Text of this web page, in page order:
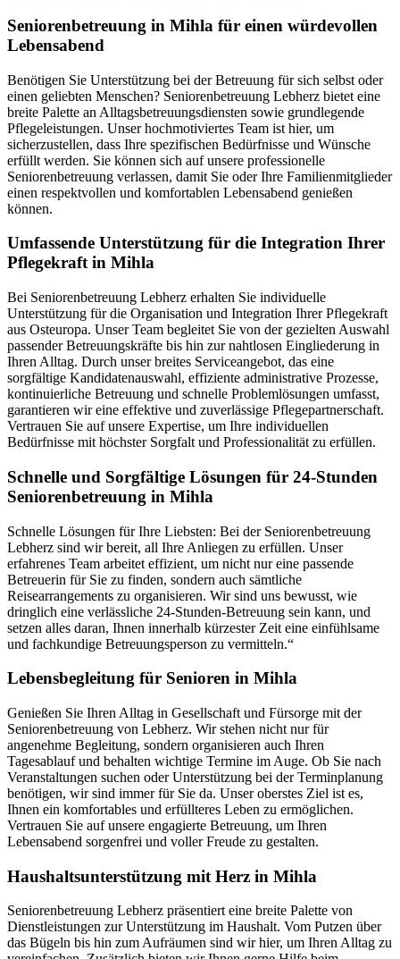
Senioren­betreuung in Mihla für einen würdevollen
Lebensabend
Benötigen Sie Unterstützung bei der Betreuung für sich selbst oder
einen geliebten Menschen? Seniorenbetreuung Lebherz bietet eine
breite Palette an Alltagsbetreuungsdiensten sowie grundlegende
Pflegeleistungen. Unser hochmotiviertes Team ist hier, um
sicherzustellen, dass Ihre spezifischen Bedürfnisse und Wünsche
erfüllt werden. Sie können sich auf unsere professionelle
Seniorenbetreuung verlassen, damit Sie oder Ihre Familienmitglieder
einen respektvollen und komfortablen Lebensabend genießen
können.
Umfassende Unterstützung für die Integration Ihrer
Pflegekraft in Mihla
Bei Seniorenbetreuung Lebherz erhalten Sie individuelle
Unterstützung für die Organisation und Integration Ihrer Pflegekraft
aus Osteuropa. Unser Team begleitet Sie von der gezielten Auswahl
passender Betreuungskräfte bis hin zur nahtlosen Eingliederung in
Ihren Alltag. Durch unser breites Serviceangebot, das eine
sorgfältige Kandidatenauswahl, effiziente administrative Prozesse,
kontinuierliche Betreuung und schnelle Problemlösungen umfasst,
garantieren wir eine effektive und zuverlässige Pflegepartnerschaft.
Vertrauen Sie auf unsere Expertise, um Ihre individuellen
Bedürfnisse mit höchster Sorgfalt und Professionalität zu erfüllen.
Schnelle und Sorgfältige Lösungen für 24-Stunden
Seniorenbetreuung in Mihla
Schnelle Lösungen für Ihre Liebsten: Bei der Seniorenbetreuung
Lebherz sind wir bereit, all Ihre Anliegen zu erfüllen. Unser
erfahrenes Team arbeitet effizient, um nicht nur eine passende
Betreuerin für Sie zu finden, sondern auch sämtliche
Reisearrangements zu organisieren. Wir sind uns bewusst, wie
dringlich eine verlässliche 24-Stunden-Betreuung sein kann, und
setzen alles daran, Ihnen innerhalb kürzester Zeit eine einfühlsame
und fachkundige Betreuungsperson zu vermitteln.“
Lebensbegleitung für Senioren in Mihla
Genießen Sie Ihren Alltag in Gesellschaft und Fürsorge mit der
Seniorenbetreuung von Lebherz. Wir stehen nicht nur für
angenehme Begleitung, sondern organisieren auch Ihren
Tagesablauf und behalten wichtige Termine im Auge. Ob Sie nach
Veranstaltungen suchen oder Unterstützung bei der Terminplanung
benötigen, wir sind immer für Sie da. Unser oberstes Ziel ist es,
Ihnen ein komfortables und erfüllteres Leben zu ermöglichen.
Vertrauen Sie auf unsere engagierte Betreuung, um Ihren
Lebensabend sorgenfrei und voller Freude zu gestalten.
Haushalts­unterstützung mit Herz in Mihla
Seniorenbetreuung Lebherz präsentiert eine breite Palette von
Dienstleistungen zur Unterstützung im Haushalt. Vom Putzen über
das Bügeln bis hin zum Aufräumen sind wir hier, um Ihren Alltag zu